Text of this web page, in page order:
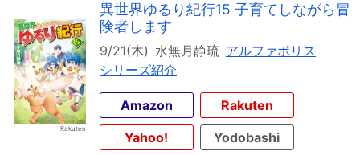
異世界ゆるり紀行15 子育てしながら冒
険者します
9/21(木) 水無月静琉 アルファポリス
シリーズ紹介
Amazon
Rakuten
Yahoo!
Yodobashi